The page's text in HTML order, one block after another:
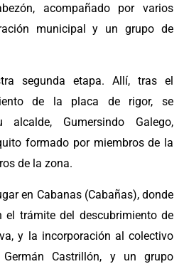
acompañado por varios
municipal y un grupo de
segunda etapa. Allí, tras el
de la placa de rigor, se
Gumersindo Galego,
formado por miembros de la
de la zona.
en Cabanas (Cabañas), donde
trámite del descubrimiento de
y la incorporación al colectivo
Castrillón, y un grupo